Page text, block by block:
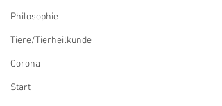
Philosophie
Tiere/Tierheilkunde
Corona
Start